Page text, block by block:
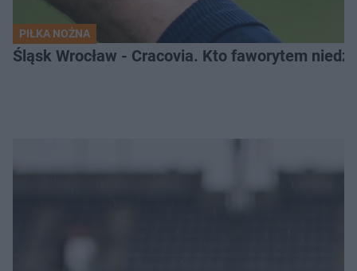
PIŁKA NOŻNA
Śląsk Wrocław - Cracovia. Kto faworytem